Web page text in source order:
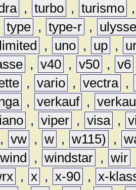
, turbo , turismo
type , type-r ,
, uno , up ,
, v40 , v50 , v6
, vario , vectra ,
, verkauf ,
, viper , visa ,
, vw , w , w115) ,
wind , windstar , wir
, x , x-90 , x-